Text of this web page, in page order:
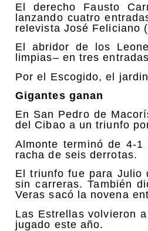
El derecho Fausto
lanzando cuatro
relevista José Feliciano
El abridor de los
limpias– en tres
Por el Escogido, el
Gigantes ganan
En San Pedro de
del Cibao a un triunfo
Almonte terminó de 4-
racha de seis derrotas.
El triunfo fue para Julio
sin carreras. También
Veras sacó la novena
Las Estrellas volvieron
jugado este año.